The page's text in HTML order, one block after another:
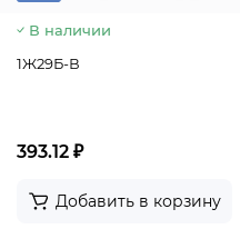
В наличии
1Ж29Б-В
393.12 ₽
Добавить в корзину